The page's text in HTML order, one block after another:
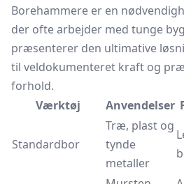
Borehammere er en
der ofte arbejder med tunge
præsenterer den ultimative
til veldokumenteret kraft og
forhold.
Værktøj
Anvendelser
Standardbor
Træ, plast og
tynde
metaller